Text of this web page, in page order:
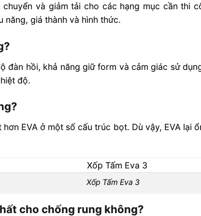
và giảm tải cho các hạng mục cần thi
năng, giá thành và hình thức.
đàn hồi, khả năng giữ form và cảm giác sử
độ.
EVA ở một số cấu trúc bọt. Dù vậy, EVA lại
Xốp Tấm Eva 3
cho chống rung không?